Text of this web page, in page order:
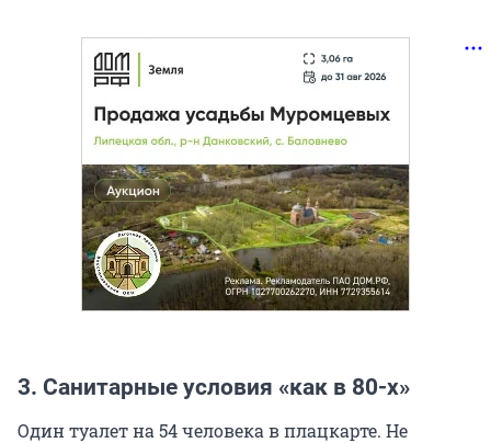
3. Санитарные условия «как в 80-х»
Один туалет на 54 человека в плацкарте. Не